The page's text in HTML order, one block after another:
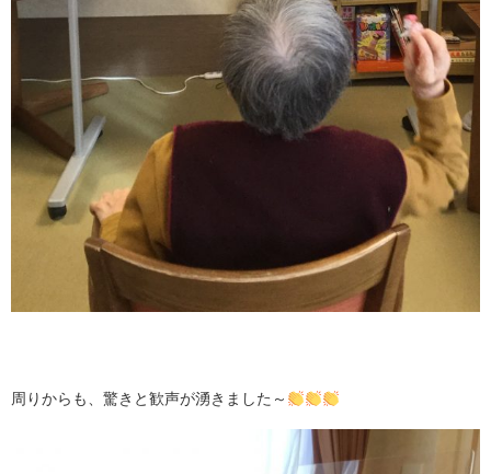
周りからも、驚きと歓声が湧きました～